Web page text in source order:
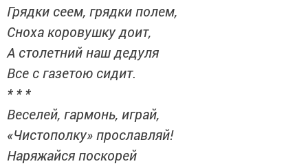
Грядки сеем, грядки полем,
Сноха коровушку доит,
А столетний наш дедуля
Все с газетою сидит.
* * *
Веселей, гармонь, играй,
«Чистополку» прославляй!
Наряжайся поскорей